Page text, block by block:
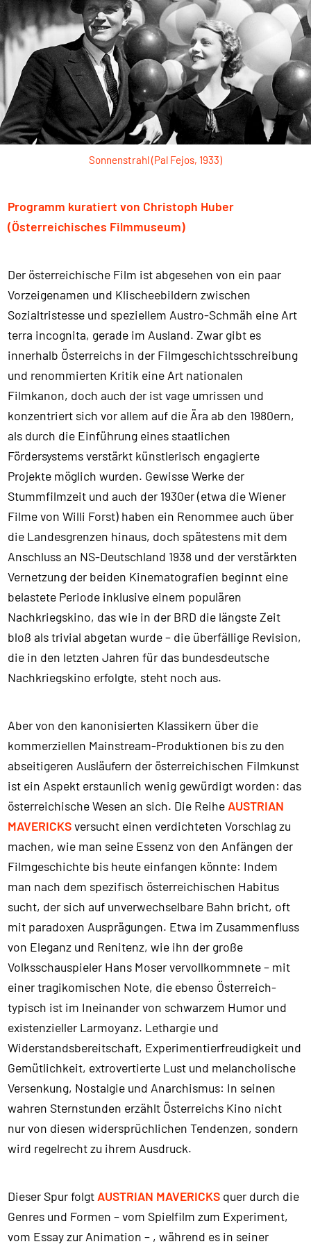
Sonnenstrahl (Pal Fejos, 1933)
Programm kuratiert von Christoph Huber
(Österreichisches Filmmuseum)
Der österreichische Film ist abgesehen von ein paar
Vorzeigenamen und Klischeebildern zwischen
Sozialtristesse und speziellem Austro-Schmäh eine Art
terra incognita, gerade im Ausland. Zwar gibt es
innerhalb Österreichs in der Filmgeschichtsschreibung
und renommierten Kritik eine Art nationalen
Filmkanon, doch auch der ist vage umrissen und
konzentriert sich vor allem auf die Ära ab den 1980ern,
als durch die Einführung eines staatlichen
Fördersystems verstärkt künstlerisch engagierte
Projekte möglich wurden. Gewisse Werke der
Stummfilmzeit und auch der 1930er (etwa die Wiener
Filme von Willi Forst) haben ein Renommee auch über
die Landesgrenzen hinaus, doch spätestens mit dem
Anschluss an NS-Deutschland 1938 und der verstärkten
Vernetzung der beiden Kinematografien beginnt eine
belastete Periode inklusive einem populären
Nachkriegskino, das wie in der BRD die längste Zeit
bloß als trivial abgetan wurde – die überfällige Revision,
die in den letzten Jahren für das bundesdeutsche
Nachkriegskino erfolgte, steht noch aus.
Aber von den kanonisierten Klassikern über die
kommerziellen Mainstream-Produktionen bis zu den
abseitigeren Ausläufern der österreichischen Filmkunst
ist ein Aspekt erstaunlich wenig gewürdigt worden: das
österreichische Wesen an sich. Die Reihe AUSTRIAN
MAVERICKSversucht einen verdichteten Vorschlag zu
machen, wie man seine Essenz von den Anfängen der
Filmgeschichte bis heute einfangen könnte: Indem
man nach dem spezifisch österreichischen Habitus
sucht, der sich auf unverwechselbare Bahn bricht, oft
mit paradoxen Ausprägungen. Etwa im Zusammenfluss
von Eleganz und Renitenz, wie ihn der große
Volksschauspieler Hans Moser vervollkommnete – mit
einer tragikomischen Note, die ebenso Österreich-
typisch ist im Ineinander von schwarzem Humor und
existenzieller Larmoyanz. Lethargie und
Widerstandsbereitschaft, Experimentierfreudigkeit und
Gemütlichkeit, extrovertierte Lust und melancholische
Versenkung, Nostalgie und Anarchismus: In seinen
wahren Sternstunden erzählt Österreichs Kino nicht
nur von diesen widersprüchlichen Tendenzen, sondern
wird regelrecht zu ihrem Ausdruck.
Dieser Spur folgt AUSTRIAN MAVERICKS quer durch die
Genres und Formen – vom Spielfilm zum Experiment,
vom Essay zur Animation – , während es in seiner